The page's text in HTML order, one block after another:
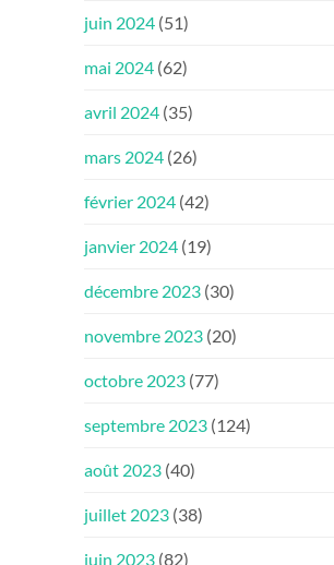
juin 2024 (51)
mai 2024 (62)
avril 2024 (35)
mars 2024 (26)
février 2024 (42)
janvier 2024 (19)
décembre 2023 (30)
novembre 2023 (20)
octobre 2023 (77)
septembre 2023 (124)
août 2023 (40)
juillet 2023 (38)
juin 2023 (82)